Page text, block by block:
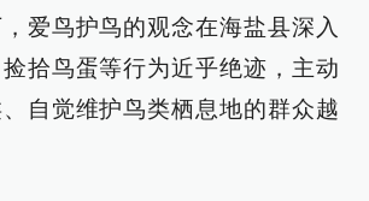
爱鸟护鸟的观念在海盐县深入
拾鸟蛋等行为近乎绝迹，主动
自觉维护鸟类栖息地的群众越